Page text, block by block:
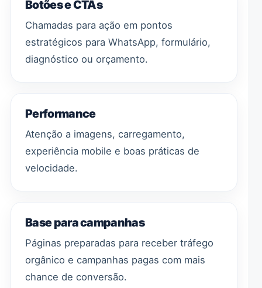
Botões e CTAs
Chamadas para ação em pontos
estratégicos para WhatsApp, formulário,
diagnóstico ou orçamento.
Performance
Atenção a imagens, carregamento,
experiência mobile e boas práticas de
velocidade.
Base para campanhas
Páginas preparadas para receber tráfego
orgânico e campanhas pagas com mais
chance de conversão.